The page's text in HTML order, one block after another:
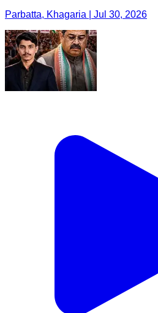
Parbatta, Khagaria | Jul 30, 2026